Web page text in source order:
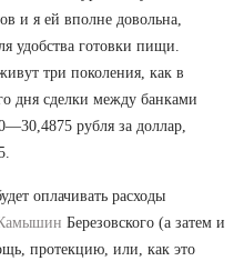
и я ей вполне довольна,
удобства готовки пищи.
три поколения, как в
дня сделки между банками
рубля за доллар,
оплачивать расходы
Березовского (а затем и
протекцию, или, как это